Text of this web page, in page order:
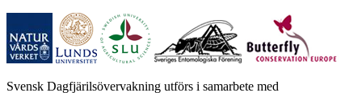
Svensk Dagfjärilsövervakning utförs i samarbete med